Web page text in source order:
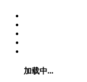
加载中...